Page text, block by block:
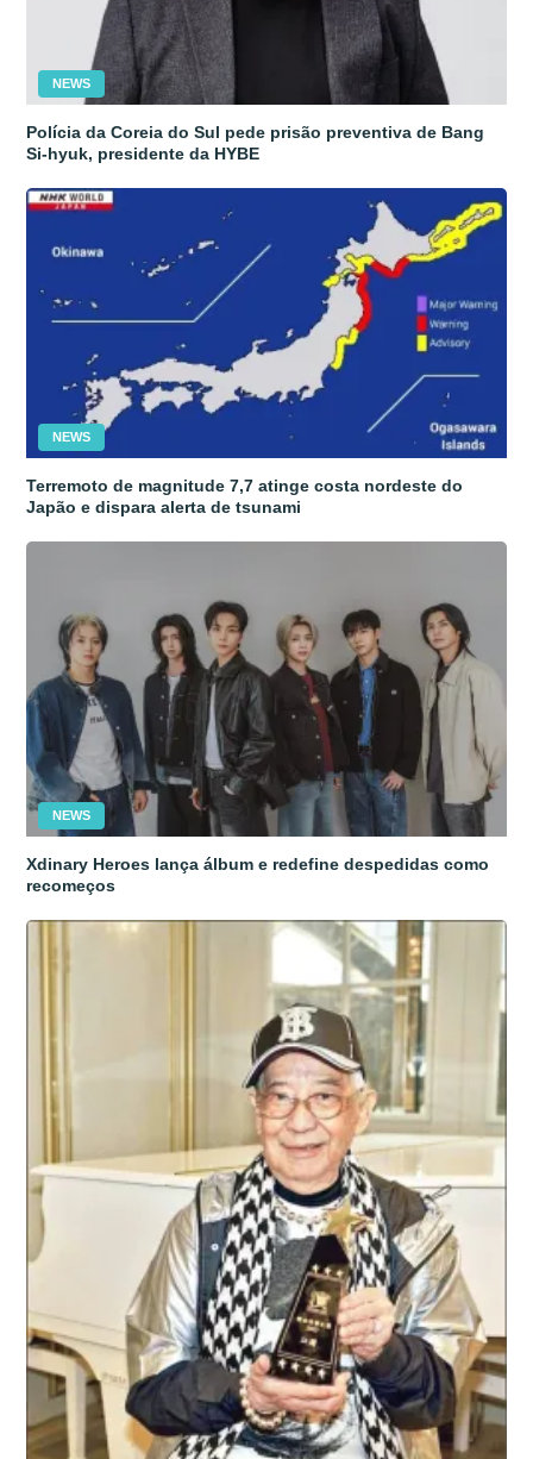
NEWS
Polícia da Coreia do Sul pede prisão preventiva de Bang
Si-hyuk, presidente da HYBE
NEWS
Terremoto de magnitude 7,7 atinge costa nordeste do
Japão e dispara alerta de tsunami
NEWS
Xdinary Heroes lança álbum e redefine despedidas como
recomeços